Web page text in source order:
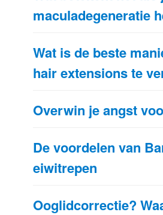
maculadegeneratie
Wat is de beste
hair extensions te
Overwin je angst
De voordelen van
eiwitrepen
Ooglidcorrectie?